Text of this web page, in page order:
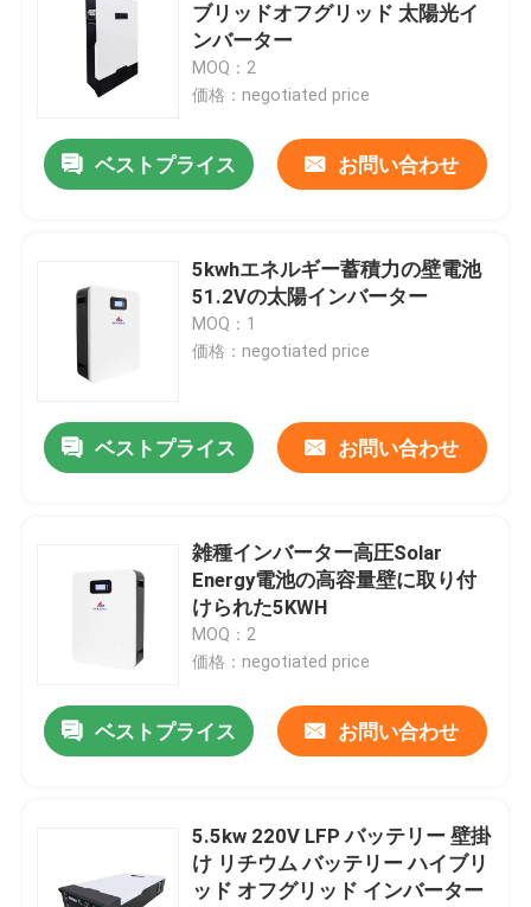
ブリッドオフグリッド 太陽光イ
ンバーター
MOQ：2
価格：negotiated price
ベストプライス お問い合わせ
5kwhエネルギー蓄積力の壁電池
51.2Vの太陽インバーター
MOQ：1
価格：negotiated price
ベストプライス お問い合わせ
雑種インバーター高圧Solar
Energy電池の高容量壁に取り付
けられた5KWH
MOQ：2
価格：negotiated price
ベストプライス お問い合わせ
5.5kw 220V LFP バッテリー 壁掛
け リチウム バッテリー ハイブリ
ッド オフグリッド インバーター